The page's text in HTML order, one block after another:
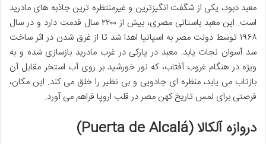
معبد دبود، یکی از شگفت انگیزترین و غیرمنتظره ترین جاذبه های مادرید
است. این معبد باستانی مصری، بیش از ۲۲۰۰ سال قدمت دارد و در سال
۱۹۶۸ توسط دولت مصر به اسپانیا اهدا شد تا از غرق شدن در اثر ساخت
سد آسوان نجات یابد. معبد در پارکی در غرب مادرید بازسازی شده و به
ویژه در هنگام غروب آفتاب، که نور خورشید بر روی آب استخر مقابل آن
بازتاب می یابد، منظره ای جادویی و بی نظیر را خلق می کند. این مکان،
فرصتی برای لمس تاریخ کهن مصر در قلب اروپا فراهم می آورد.
دروازه آلکالا (Puerta de Alcalá)